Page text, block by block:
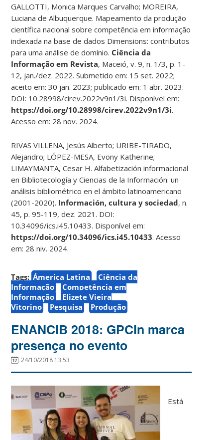
GALLOTTI, Monica Marques Carvalho; MOREIRA,
Luciana de Albuquerque. Mapeamento da produção
científica nacional sobre competência em informação
indexada na base de dados Dimensions: contributos
para uma análise de domínio. Ciência da
Informação em Revista, Maceió, v. 9, n. 1/3, p. 1-
12, jan./dez. 2022. Submetido em: 15 set. 2022;
aceito em: 30 jan. 2023; publicado em: 1 abr. 2023.
DOI: 10.28998/cirev.2022v9n1/3i. Disponível em:
https://doi.org/10.28998/cirev.2022v9n1/3i.
Acesso em: 28 nov. 2024.
RIVAS VILLENA, Jesús Alberto; URIBE-TIRADO,
Alejandro; LÓPEZ-MESA, Evony Katherine;
LIMAYMANTA, Cesar H. Alfabetización informacional
en Bibliotecología y Ciencias de la Información: un
análisis bibliométrico en el ámbito latinoamericano
(2001-2020). Información, cultura y sociedad, n.
45, p. 95-119, dez. 2021. DOI:
10.34096/ics.i45.10433. Disponível em:
https://doi.org/10.34096/ics.i45.10433. Acesso
em: 28 niv. 2024.
Tags: Ámerica Latina
Ciência da
Informação
Competência em
Informação
Elizete Vieira
Vitorino
Pesquisa Produção
ENANCIB 2018: GPCIn marca
presença no evento
24/10/2018 13:53
Está